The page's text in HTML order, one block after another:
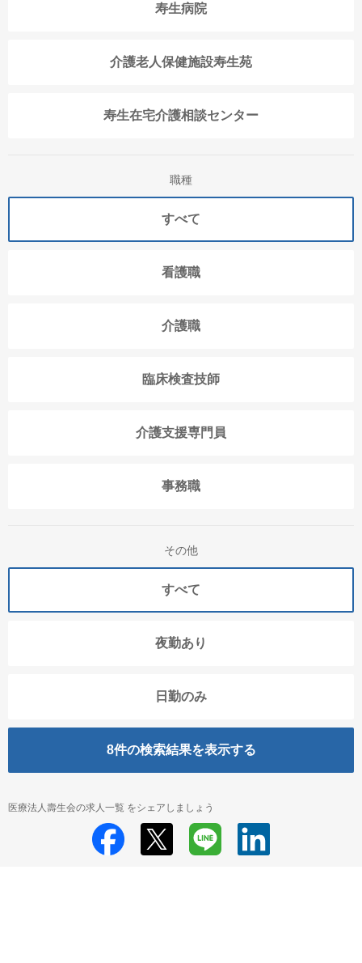
寿生病院
介護老人保健施設寿生苑
寿生在宅介護相談センター
職種
すべて
看護職
介護職
臨床検査技師
介護支援専門員
事務職
その他
すべて
夜勤あり
日勤のみ
8件の検索結果を表示する
医療法人壽生会の求人一覧 をシェアしましょう